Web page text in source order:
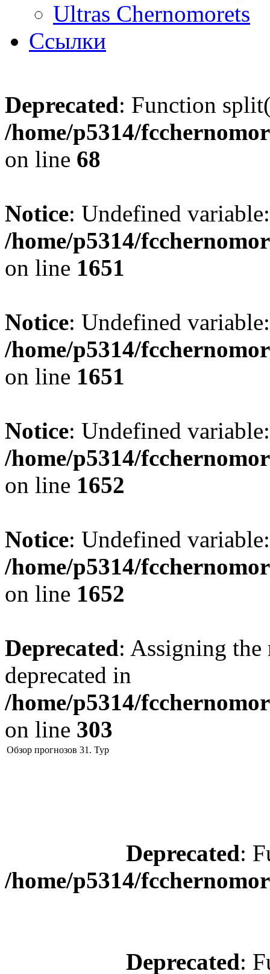
Ultras Chernomorets
Ссылки
Deprecated: Function
/home/p5314/
on line 68
Notice: Undefined
/home/p5314/
on line 1651
Notice: Undefined
/home/p5314/
on line 1651
Notice: Undefined
/home/p5314/
on line 1652
Notice: Undefined
/home/p5314/
on line 1652
Deprecated: Assigning the
deprecated in
/home/p5314/
on line 303
Обзор прогнозов 31. Тур
Deprecated:
/home/p5314/
Deprecated: